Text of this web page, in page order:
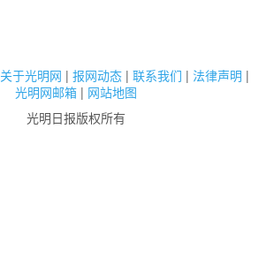
关于光明网 | 报网动态 | 联系我们 | 法律声明 |
光明网邮箱 | 网站地图
光明日报版权所有